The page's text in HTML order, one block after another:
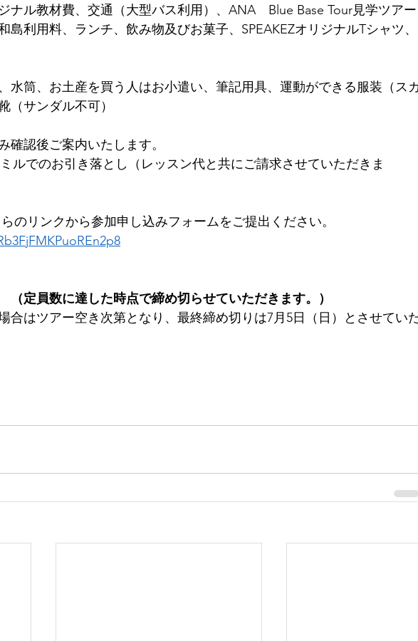
ナル教材費、交通（大型バス利用）、ANA　Blue Base Tour見学ツアー
島利用料、ランチ、飲み物及びお菓子、SPEAKEZオリジナルTシャツ、
水筒、お土産を買う人はお小遣い、筆記用具、運動ができる服装（ス
（サンダル不可）
確認後ご案内いたします。
ルでのお引き落とし（レッスン代と共にご請求させていただきま
のリンクから参加申し込みフォームをご提出ください。
（定員数に達した時点で締め切らせていただきます。）
合はツアー空き次第となり、最終締め切りは7月5日（日）とさせてい